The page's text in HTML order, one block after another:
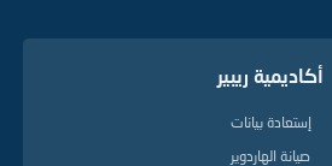
أكاديمية ريبير
إستعادة بيانات
صيانة الهاردوير